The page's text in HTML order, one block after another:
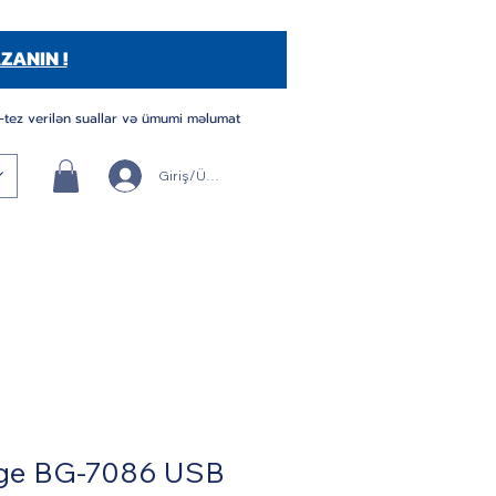
!
tez verilən suallar və ümumi məlumat
Giriş/Üye Ol
BG-7086 USB